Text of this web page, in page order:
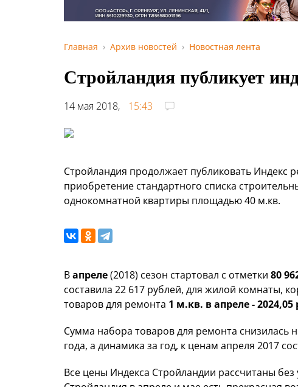
Главная Архив новостей Новостная лента
Стройландия публикует
14 мая 2018, 15:43
Стройландия продолжает публиковать Индекс
приобретение стандартного списка
однокомнатной квартиры площадью 40 м.кв.
Вапреле(2018) сезон стартовал с отметки 80
составила 22 617 рублей, для жилой комнаты,
товаров для ремонта 1 м.кв. в апреле - 2024,05
Сумма набора товаров для ремонта
года, а динамика за год, к ценам апреля 2017
Все цены Индекса Стройландии рассчитаны